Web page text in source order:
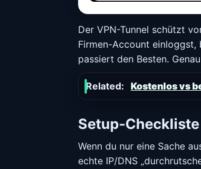
Der VPN-Tunnel schützt
Firmen-Account einloggst,
passiert den Besten.
Related: Kostenlos vs
Setup-
Wenn du nur eine Sache
echte IP/DNS